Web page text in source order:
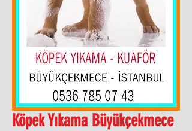
Köpek Yıkama Büyükçekmece